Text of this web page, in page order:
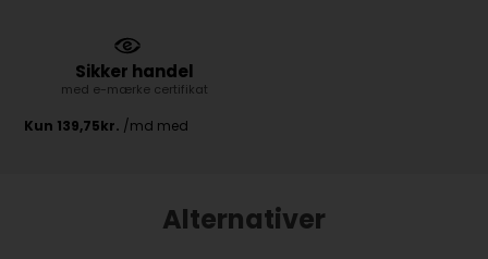
Sikker handel
med e-mærke certifikat
Alternativer